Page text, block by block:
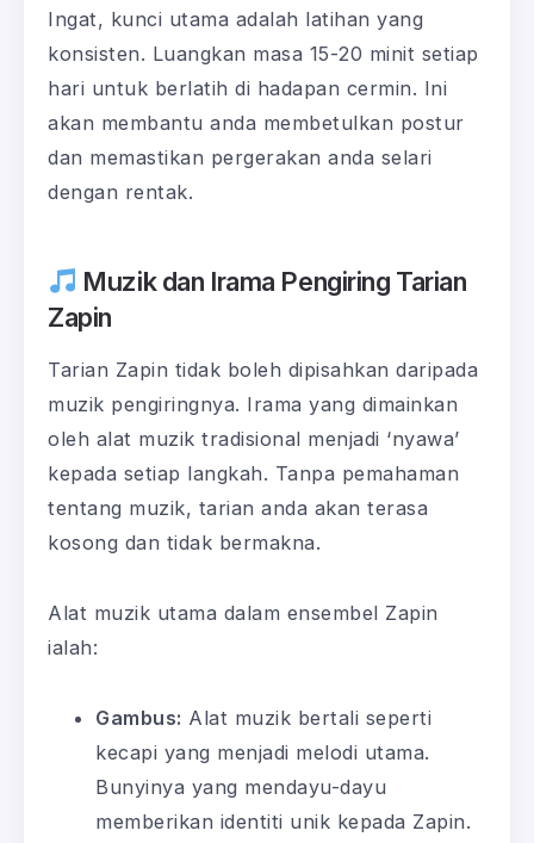
Ingat, kunci utama adalah latihan yang
konsisten. Luangkan masa 15-20 minit setiap
hari untuk berlatih di hadapan cermin. Ini
akan membantu anda membetulkan postur
dan memastikan pergerakan anda selari
dengan rentak.
Muzik dan Irama Pengiring Tarian
Zapin
Tarian Zapin tidak boleh dipisahkan daripada
muzik pengiringnya. Irama yang dimainkan
oleh alat muzik tradisional menjadi ‘nyawa’
kepada setiap langkah. Tanpa pemahaman
tentang muzik, tarian anda akan terasa
kosong dan tidak bermakna.
Alat muzik utama dalam ensembel Zapin
ialah:
Gambus: Alat muzik bertali seperti
kecapi yang menjadi melodi utama.
Bunyinya yang mendayu-dayu
memberikan identiti unik kepada Zapin.